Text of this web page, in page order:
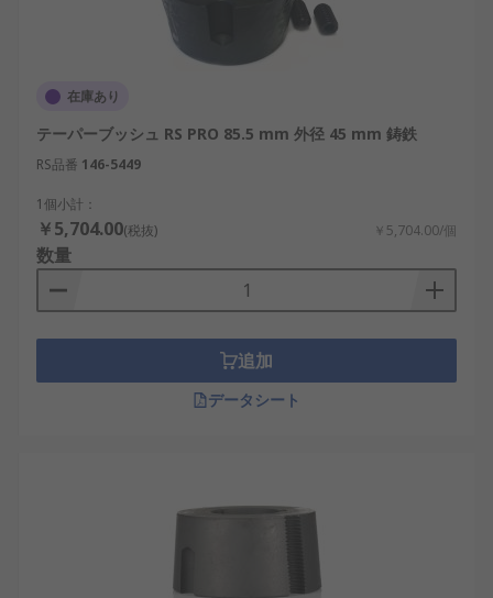
在庫あり
テーパーブッシュ RS PRO 85.5 mm 外径 45 mm 鋳鉄
RS品番 146-5449
1個小計：
￥5,704.00(税抜) ￥5,704.00/個
数量
追加
データシート